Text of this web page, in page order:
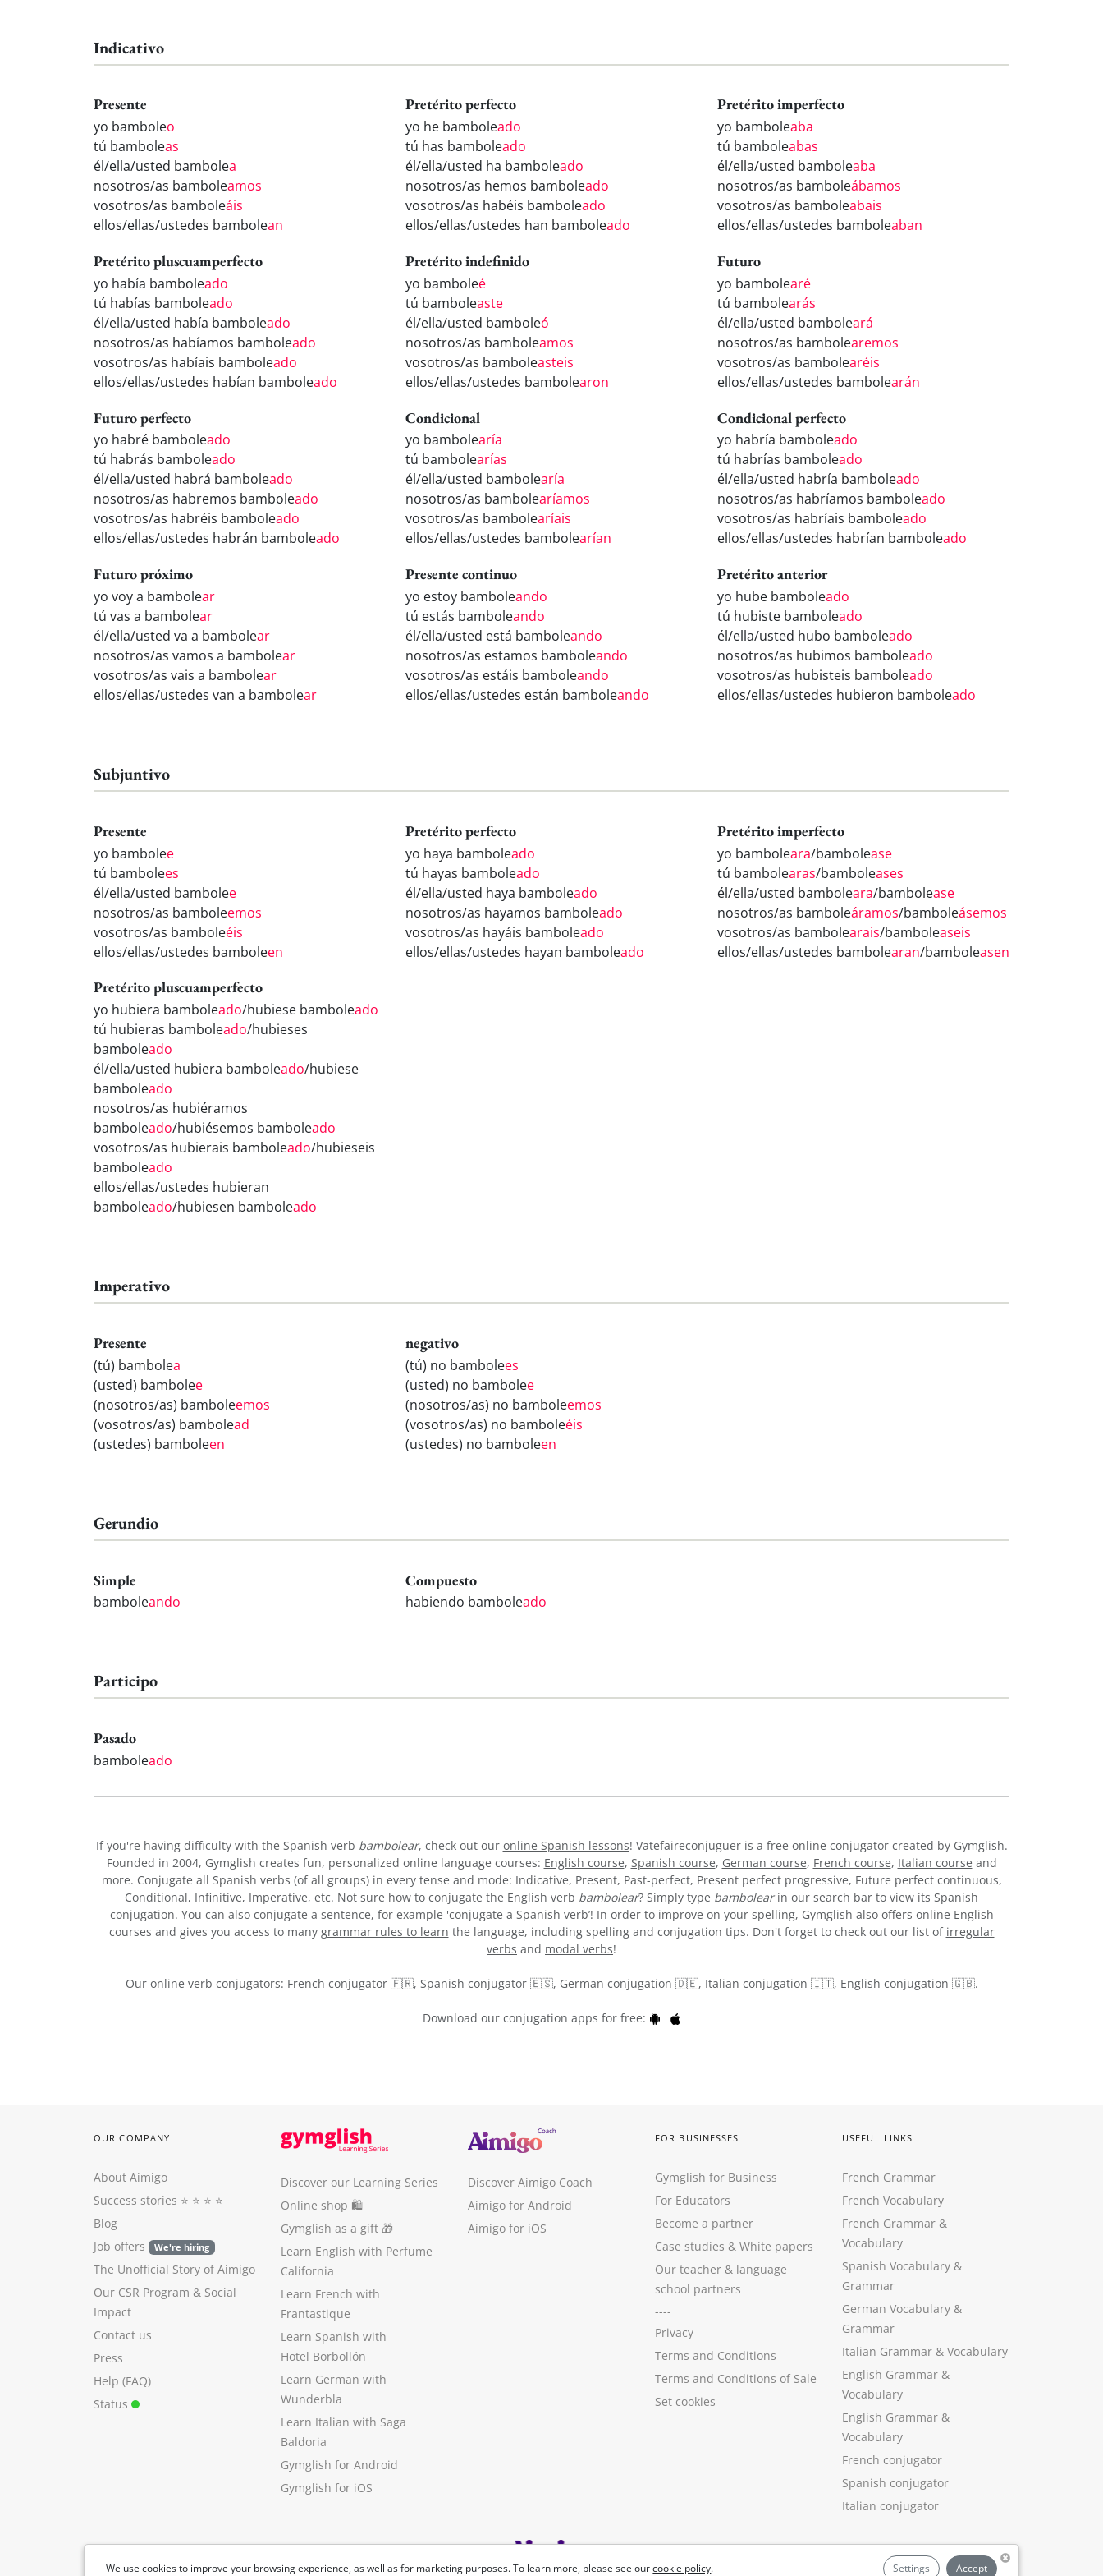
Indicativo
Presente
yo bamboleo
tú bamboleas
él/ella/usted bambolea
nosotros/as bamboleamos
vosotros/as bamboleáis
ellos/ellas/ustedes bambolean
Pretérito perfecto
yo he bamboleado
tú has bamboleado
él/ella/usted ha bamboleado
nosotros/as hemos bamboleado
vosotros/as habéis bamboleado
ellos/ellas/ustedes han bamboleado
Pretérito imperfecto
yo bamboleaba
tú bamboleabas
él/ella/usted bamboleaba
nosotros/as bamboleábamos
vosotros/as bamboleabais
ellos/ellas/ustedes bamboleaban
Pretérito pluscuamperfecto
yo había bamboleado
tú habías bamboleado
él/ella/usted había bamboleado
nosotros/as habíamos bamboleado
vosotros/as habíais bamboleado
ellos/ellas/ustedes habían bamboleado
Pretérito indefinido
yo bamboleé
tú bamboleaste
él/ella/usted bamboleó
nosotros/as bamboleamos
vosotros/as bamboleasteis
ellos/ellas/ustedes bambolearon
Futuro
yo bambolearé
tú bambolearás
él/ella/usted bamboleará
nosotros/as bambolearemos
vosotros/as bambolearéis
ellos/ellas/ustedes bambolearán
Futuro perfecto
yo habré bamboleado
tú habrás bamboleado
él/ella/usted habrá bamboleado
nosotros/as habremos bamboleado
vosotros/as habréis bamboleado
ellos/ellas/ustedes habrán bamboleado
Condicional
yo bambolearía
tú bambolearías
él/ella/usted bambolearía
nosotros/as bambolearíamos
vosotros/as bambolearíais
ellos/ellas/ustedes bambolearían
Condicional perfecto
yo habría bamboleado
tú habrías bamboleado
él/ella/usted habría bamboleado
nosotros/as habríamos bamboleado
vosotros/as habríais bamboleado
ellos/ellas/ustedes habrían bamboleado
Futuro próximo
yo voy a bambolear
tú vas a bambolear
él/ella/usted va a bambolear
nosotros/as vamos a bambolear
vosotros/as vais a bambolear
ellos/ellas/ustedes van a bambolear
Presente continuo
yo estoy bamboleando
tú estás bamboleando
él/ella/usted está bamboleando
nosotros/as estamos bamboleando
vosotros/as estáis bamboleando
ellos/ellas/ustedes están bamboleando
Pretérito anterior
yo hube bamboleado
tú hubiste bamboleado
él/ella/usted hubo bamboleado
nosotros/as hubimos bamboleado
vosotros/as hubisteis bamboleado
ellos/ellas/ustedes hubieron bamboleado
Subjuntivo
Presente
yo bambolee
tú bambolees
él/ella/usted bambolee
nosotros/as bamboleemos
vosotros/as bamboleéis
ellos/ellas/ustedes bamboleen
Pretérito perfecto
yo haya bamboleado
tú hayas bamboleado
él/ella/usted haya bamboleado
nosotros/as hayamos bamboleado
vosotros/as hayáis bamboleado
ellos/ellas/ustedes hayan bamboleado
Pretérito imperfecto
yo bamboleara/bambolease
tú bambolearas/bamboleases
él/ella/usted bamboleara/bambolease
nosotros/as bamboleáramos/bamboleásemos
vosotros/as bambolearais/bamboleaseis
ellos/ellas/ustedes bambolearan/bamboleasen
Pretérito pluscuamperfecto
yo hubiera bamboleado/hubiese bamboleado
tú hubieras bamboleado/hubieses
bamboleado
él/ella/usted hubiera bamboleado/hubiese
bamboleado
nosotros/as hubiéramos
bamboleado/hubiésemos bamboleado
vosotros/as hubierais bamboleado/hubieseis
bamboleado
ellos/ellas/ustedes hubieran
bamboleado/hubiesen bamboleado
Imperativo
Presente
(tú) bambolea
(usted) bambolee
(nosotros/as) bamboleemos
(vosotros/as) bambolead
(ustedes) bamboleen
negativo
(tú) no bambolees
(usted) no bambolee
(nosotros/as) no bamboleemos
(vosotros/as) no bamboleéis
(ustedes) no bamboleen
Gerundio
Simple
bamboleando
Compuesto
habiendo bamboleado
Participo
Pasado
bamboleado
If you're having difficulty with the Spanish verb bambolear, check out our online Spanish lessons! Vatefaireconjuguer is a free online conjugator created by Gymglish.
Founded in 2004, Gymglish creates fun, personalized online language courses: English course, Spanish course, German course, French course, Italian course and
more. Conjugate all Spanish verbs (of all groups) in every tense and mode: Indicative, Present, Past-perfect, Present perfect progressive, Future perfect continuous,
Conditional, Infinitive, Imperative, etc. Not sure how to conjugate the English verb bambolear? Simply type bambolearin our search bar to view its Spanish
conjugation. You can also conjugate a sentence, for example 'conjugate a Spanish verb’! In order to improve on your spelling, Gymglish also offers online English
courses and gives you access to many grammar rules to learn the language, including spelling and conjugation tips. Don't forget to check out our list of irregular
verbs and modal verbs!
Our online verb conjugators: French conjugator 🇫🇷, Spanish conjugator 🇪🇸, German conjugation 🇩🇪, Italian conjugation 🇮🇹, English conjugation 🇬🇧.
Download our conjugation apps for free:
We use cookies to improve your browsing experience, as well as for marketing purposes. To learn more, please see ourcookie policy. Settings Accept
OUR COMPANY
About Aimigo
Success stories ⭐️ ⭐️ ⭐️ ⭐️
Blog
Job offers
We're hiring
The Unofficial Story of Aimigo
Our CSR Program & Social
Impact
Contact us
Press
Help (FAQ)
Status
Discover our Learning Series
Online shop 🛍
Gymglish as a gift 🎁
Learn English with Perfume
California
Learn French with
Frantastique
Learn Spanish with
Hotel Borbollón
Learn German with
Wunderbla
Learn Italian with Saga
Baldoria
Gymglish for Android
Gymglish for iOS
Discover Aimigo Coach
Aimigo for Android
Aimigo for iOS
FOR BUSINESSES
Gymglish for Business
For Educators
Become a partner
Case studies & White papers
Our teacher & language
school partners
----
Privacy
Terms and Conditions
Terms and Conditions of Sale
Set cookies
USEFUL LINKS
French Grammar
French Vocabulary
French Grammar &
Vocabulary
Spanish Vocabulary &
Grammar
German Vocabulary &
Grammar
Italian Grammar & Vocabulary
English Grammar &
Vocabulary
English Grammar &
Vocabulary
French conjugator
Spanish conjugator
Italian conjugator